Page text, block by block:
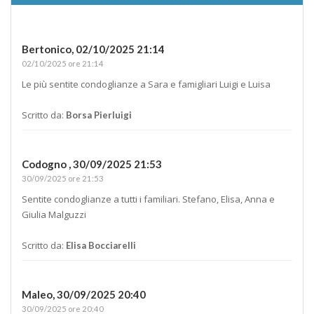
Bertonico, 02/10/2025 21:14
02/10/2025 ore 21:14
Le più sentite condoglianze a Sara e famigliari Luigi e Luisa
Scritto da: Borsa Pierluigi
Codogno ,30/09/2025 21:53
30/09/2025 ore 21:53
Sentite condoglianze a tutti i familiari. Stefano, Elisa, Anna e
Giulia Malguzzi
Scritto da: Elisa Bocciarelli
Maleo,30/09/2025 20:40
30/09/2025 ore 20:40